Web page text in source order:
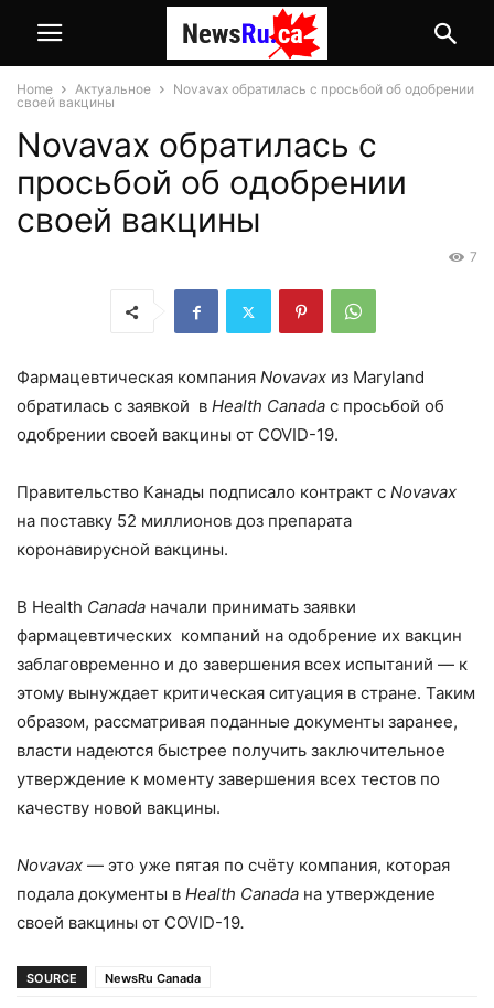
Home Актуальное
Novavax обратилась с просьбой об одобрении
своей вакцины
Novavax обратилась с
просьбой об одобрении
своей вакцины
7
Фармацевтическая компания Novavax из Maryland
обратилась с заявкой в Health Canada с просьбой об
одобрении своей вакцины от COVID-19.
Правительство Канады подписало контракт с Novavax
на поставку 52 миллионов доз препарата
коронавирусной вакцины.
В Health Canada начали принимать заявки
фармацевтических компаний на одобрение их вакцин
заблаговременно и до завершения всех испытаний — к
этому вынуждает критическая ситуация в стране. Таким
образом, рассматривая поданные документы заранее,
власти надеются быстрее получить заключительное
утверждение к моменту завершения всех тестов по
качеству новой вакцины.
Novavax — это уже пятая по счёту компания, которая
подала документы в Health Canada на утверждение
своей вакцины от COVID-19.
SOURCE NewsRu Canada